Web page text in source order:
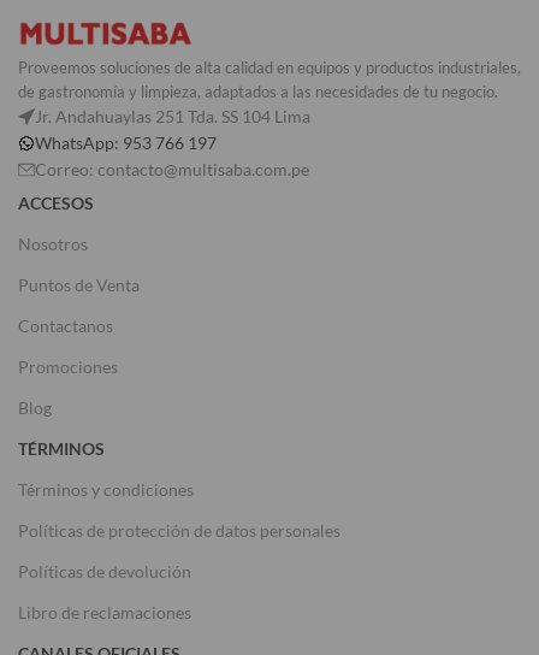
Proveemos soluciones de alta calidad en equipos y productos industriales,
de gastronomía y limpieza, adaptados a las necesidades de tu negocio.
Jr. Andahuaylas 251 Tda. SS 104 Lima
WhatsApp: 953 766 197
Correo: contacto@multisaba.com.pe
ACCESOS
Nosotros
Puntos de Venta
Contactanos
Promociones
Blog
TÉRMINOS
Términos y condiciones
Políticas de protección de datos personales
Políticas de devolución
Libro de reclamaciones